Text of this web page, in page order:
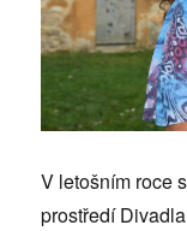
V letošním roce
prostředí